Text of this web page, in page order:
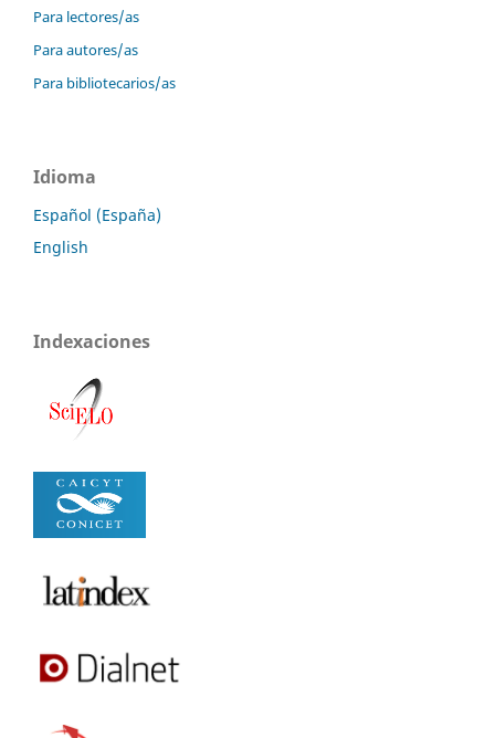
Para lectores/as
Para autores/as
Para bibliotecarios/as
Idioma
Español (España)
English
Indexaciones